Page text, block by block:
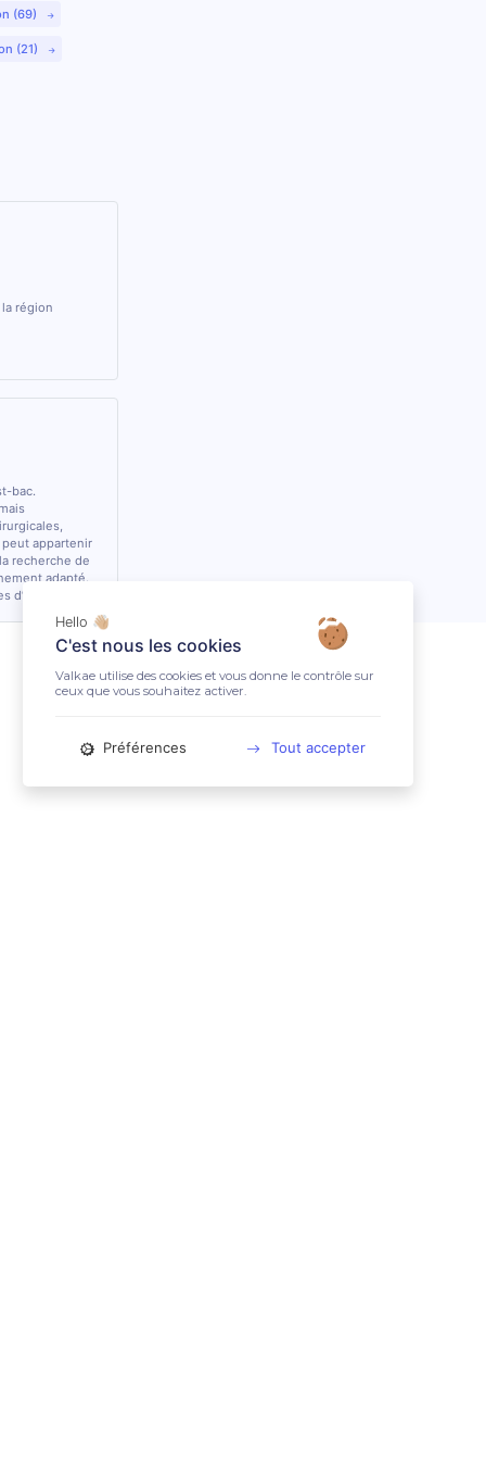
(69)
(21)
région
bac.
appartenir
recherche de
adapté.
Hello 👋🏼
C'est nous les cookies
Valkae utilise des cookies et vous donne le contrôle sur
ceux que vous souhaitez activer.
Préférences Tout accepter